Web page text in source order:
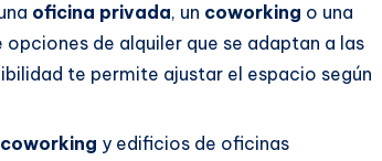
oficina privada, un coworking o una
de alquiler que se adaptan a las
te permite ajustar el espacio según
coworking y edificios de oficinas